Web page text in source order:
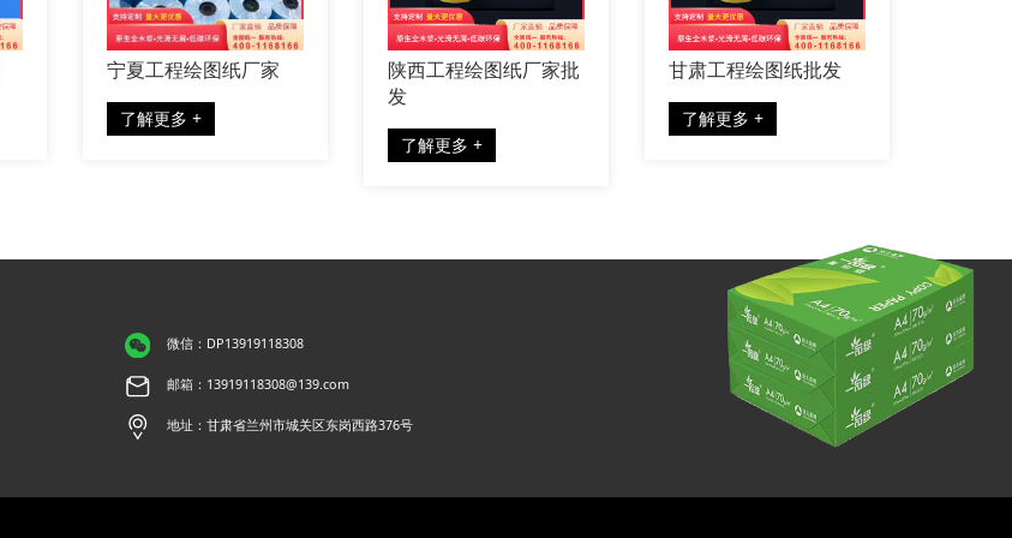
宁夏工程绘图纸厂家
了解更多 +
陕西工程绘图纸厂家批
发
了解更多 +
甘肃工程绘图纸批发
了解更多 +
微信：DP13919118308
邮箱：13919118308@139.com
地址：甘肃省兰州市城关区东岗西路376号